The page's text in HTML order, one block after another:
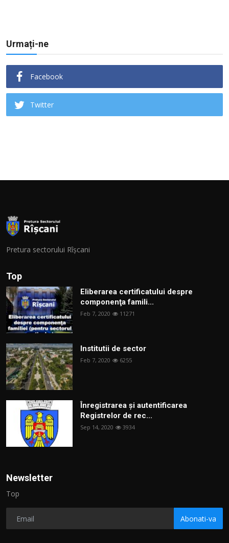
Urmați-ne
Facebook
Twitter
Pretura sectorului Rîșcani
Top
Eliberarea certificatului despre
componenţa famili...
Feb 7, 2020 11271
Institutii de sector
Feb 7, 2020 6255
Înregistrarea și autentificarea
Registrelor de rec...
Sep 14, 2020 3934
Newsletter
Top
Abonati-va